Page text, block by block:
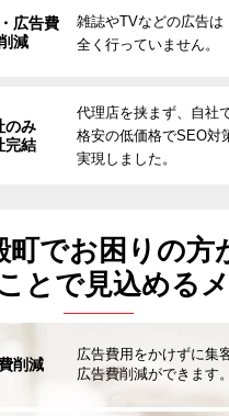
広告費
減
雑誌やTVなどの広告は
全く行っていません。
のみ
完結
代理店を挟まず、自社
格安の低価格でSEO対
実現しました。
町でお困りの方
とで見込める
削減
広告費用をかけずに集
広告費削減ができます。